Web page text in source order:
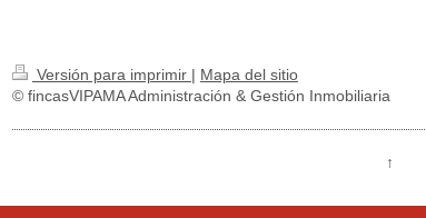
Versión para imprimir | Mapa del sitio
© fincasVIPAMA Administración & Gestión Inmobiliaria
↑